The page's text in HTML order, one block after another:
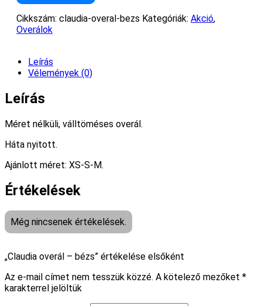
Cikkszám: claudia-overal-bezs Kategóriák: Akció,
Overálok
Leírás
Vélemények (0)
Leírás
Méret nélküli, válltöméses overál.
Háta nyitott.
Ajánlott méret: XS-S-M.
Értékelések
Még nincsenek értékelések.
„Claudia overál – bézs” értékelése elsőként
Az e-mail címet nem tesszük közzé. A kötelező mezőket *
karakterrel jelöltük